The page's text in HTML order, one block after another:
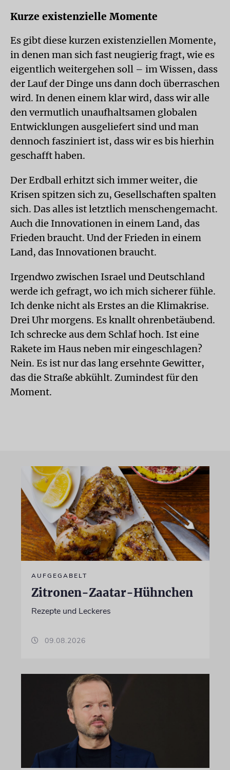
Kurze existenzielle Momente
Es gibt diese kurzen existenziellen Momente,
in denen man sich fast neugierig fragt, wie es
eigentlich weitergehen soll – im Wissen, dass
der Lauf der Dinge uns dann doch überraschen
wird. In denen einem klar wird, dass wir alle
den vermutlich unaufhaltsamen globalen
Entwicklungen ausgeliefert sind und man
dennoch fasziniert ist, dass wir es bis hierhin
geschafft haben.
Der Erdball erhitzt sich immer weiter, die
Krisen spitzen sich zu, Gesellschaften spalten
sich. Das alles ist letztlich menschengemacht.
Auch die Innovationen in einem Land, das
Frieden braucht. Und der Frieden in einem
Land, das Innovationen braucht.
Irgendwo zwischen Israel und Deutschland
werde ich gefragt, wo ich mich sicherer fühle.
Ich denke nicht als Erstes an die Klimakrise.
Drei Uhr morgens. Es knallt ohrenbetäubend.
Ich schrecke aus dem Schlaf hoch. Ist eine
Rakete im Haus neben mir eingeschlagen?
Nein. Es ist nur das lang ersehnte Gewitter,
das die Straße abkühlt. Zumindest für den
Moment.
AUFGEGABELT
Zitronen-Zaatar-Hühnchen
Rezepte und Leckeres
09.08.2026